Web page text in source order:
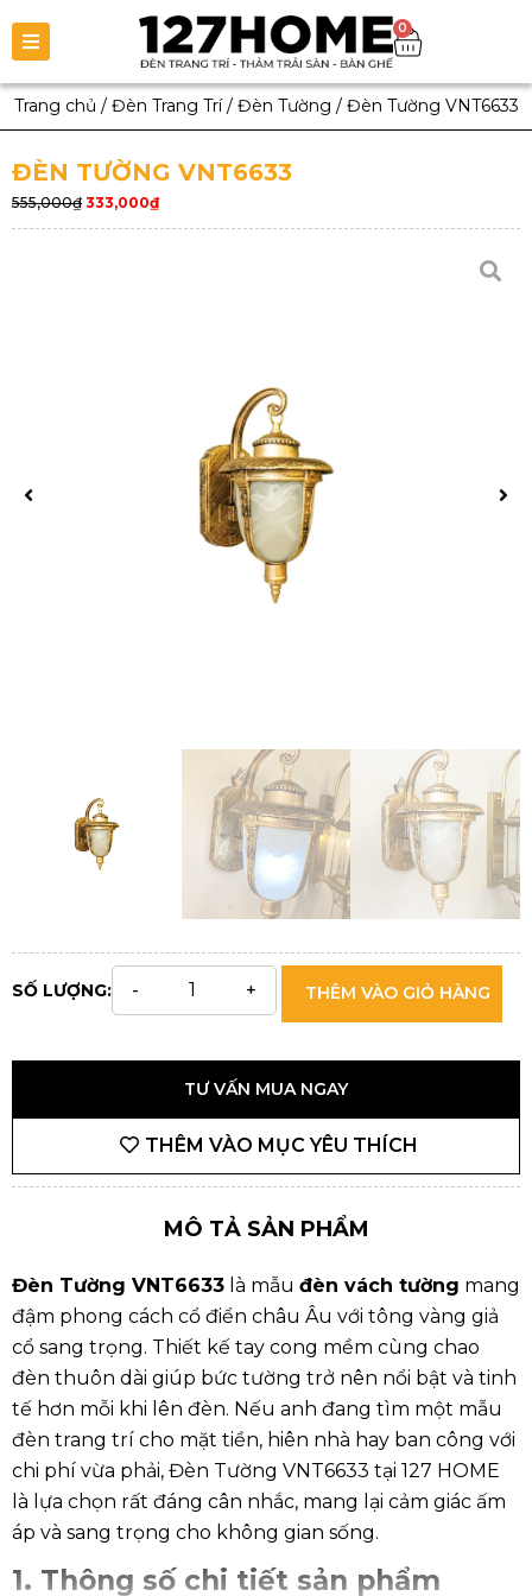
0
Trang chủ / Đèn Trang Trí/ Đèn Tường / Đèn Tường VNT6633
ĐÈN TƯỜNG VNT6633
555,000₫ 333,000₫
SỐ LƯỢNG: THÊM VÀO GIỎ HÀNG
TƯ VẤN MUA NGAY
THÊM VÀO MỤC YÊU THÍCH
MÔ TẢ SẢN PHẨM
Đèn Tường VNT6633 là mẫu đèn vách tường mang
đậm phong cách cổ điển châu Âu với tông vàng giả
cổ sang trọng. Thiết kế tay cong mềm cùng chao
đèn thuôn dài giúp bức tường trở nên nổi bật và tinh
tế hơn mỗi khi lên đèn. Nếu anh đang tìm một mẫu
đèn trang trí cho mặt tiền, hiên nhà hay ban công với
chi phí vừa phải, Đèn Tường VNT6633 tại 127 HOME
là lựa chọn rất đáng cân nhắc, mang lại cảm giác ấm
áp và sang trọng cho không gian sống.
1. Thông số chi tiết sản phẩm